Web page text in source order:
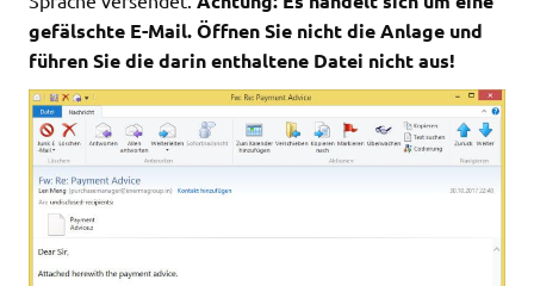
gefälschte E-Mail. Öffnen Sie nicht die Anlage und
führen Sie die darin enthaltene Datei nicht aus!